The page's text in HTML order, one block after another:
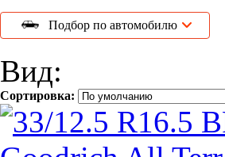
Подбор по автомобилю
Вид:
Сортировка: